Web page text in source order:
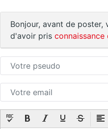
Bonjour, avant de poster,
d'avoir pris connaissance